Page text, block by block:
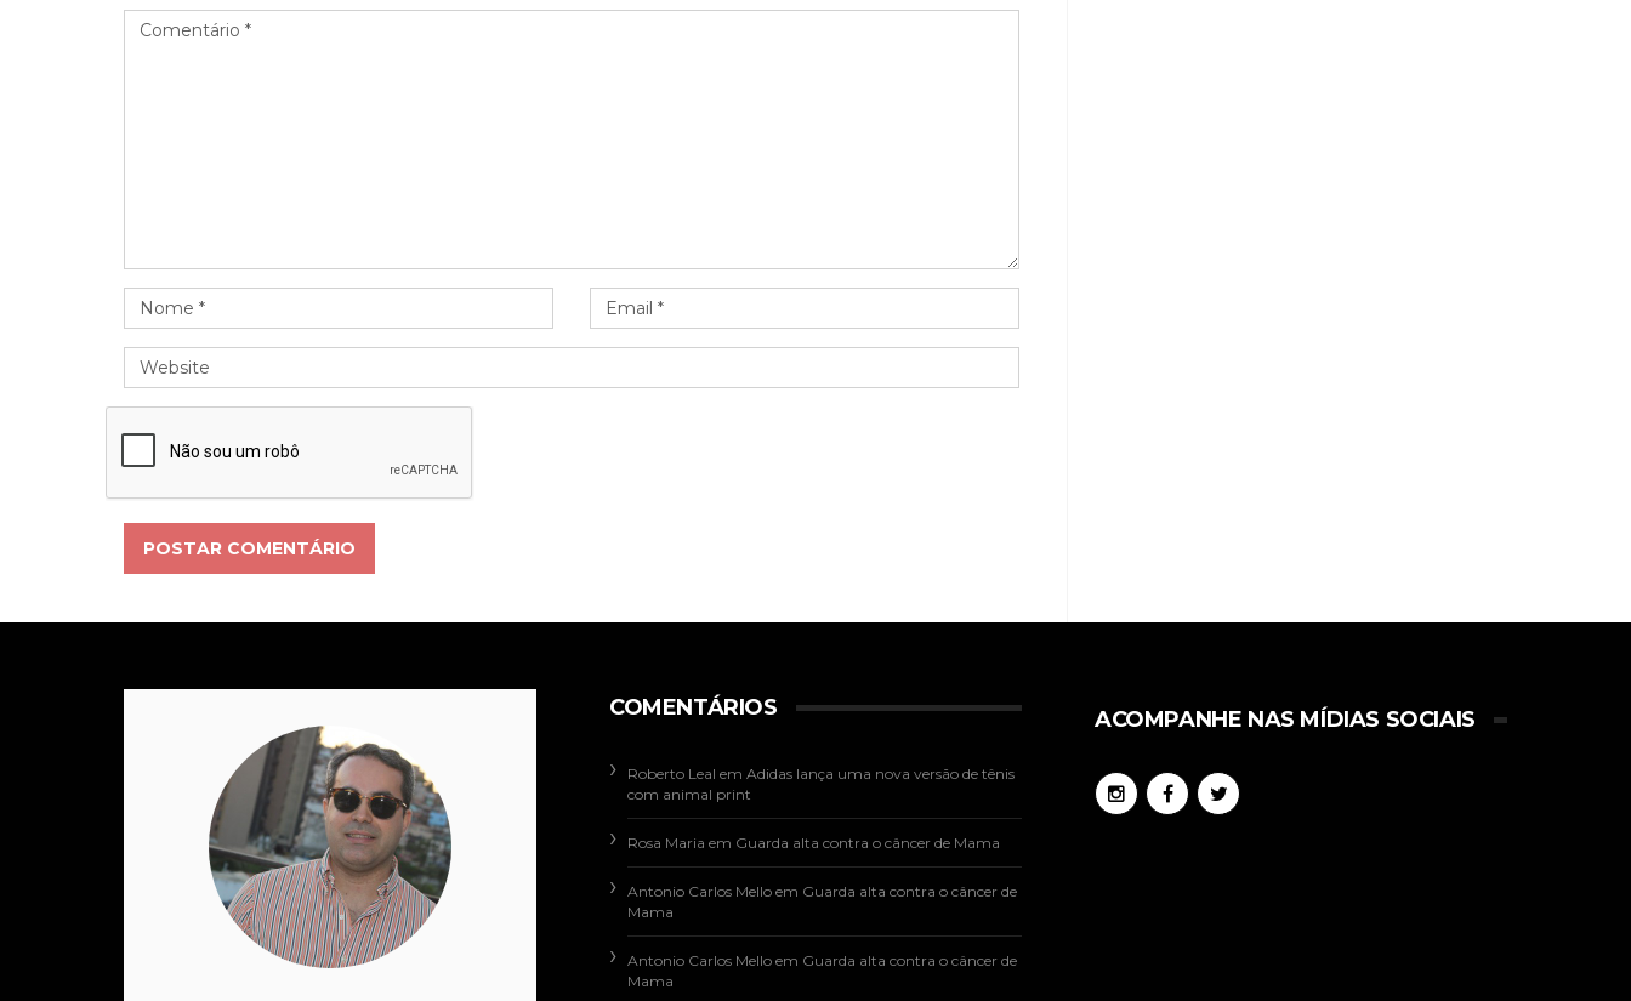
POSTAR COMENTÁRIO
COMENTÁRIOS
Roberto Leal em Adidas lança uma nova versão de tênis
com animal print
Rosa Maria em Guarda alta contra o câncer de Mama
Antonio Carlos Mello em Guarda alta contra o câncer de
Mama
Antonio Carlos Mello em Guarda alta contra o câncer de
Mama
ACOMPANHE NAS MÍDIAS SOCIAIS